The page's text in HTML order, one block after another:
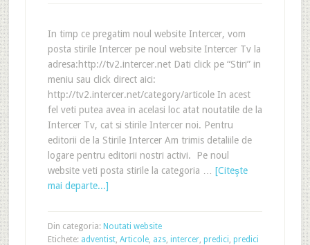
In timp ce pregatim noul website Intercer, vom
posta stirile Intercer pe noul website Intercer Tv la
adresa:http://tv2.intercer.net Dati click pe “Stiri” in
meniu sau click direct aici:
http://tv2.intercer.net/category/articole In acest
fel veti putea avea in acelasi loc atat noutatile de la
Intercer Tv, cat si stirile Intercer noi. Pentru
editorii de la Stirile Intercer Am trimis detaliile de
logare pentru editorii nostri activi. Pe noul
website veti posta stirile la categoria … [Citeşte
mai departe...]
Din categoria: Noutati website
Etichete: adventist, Articole, azs, intercer, predici, predici